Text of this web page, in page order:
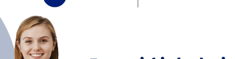
Niezbędne
Niezbędne pliki cookies służą do prawidłowego funkcjonowania strony
i umożliwiają Ci komfortowe korzystanie z oferowanych przez nas usług.
Pliki cookies odpowiadają na podejmowane przez Ciebie działania w celu m.in.
dostosowania Twoich ustawień preferencji prywatności, logowania czy
Więcej